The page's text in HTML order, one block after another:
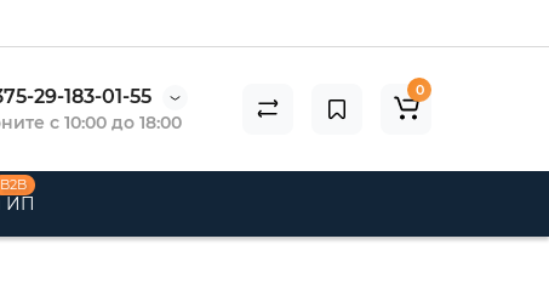
29-183-01-55
с 10:00 до 18:00
0
B2B
ИП